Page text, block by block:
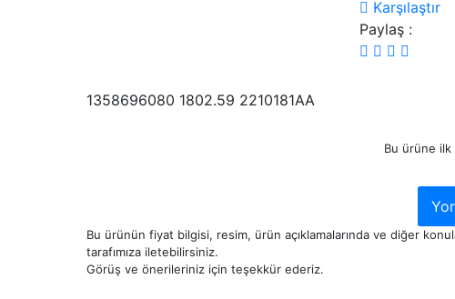
Karşılaştır
Paylaş :
1358696080 1802.59 2210181AA
Bu ürüne ilk
Bu ürünün fiyat bilgisi, resim, ürün açıklamalarında ve diğer
tarafımıza iletebilirsiniz.
Görüş ve önerileriniz için teşekkür ederiz.